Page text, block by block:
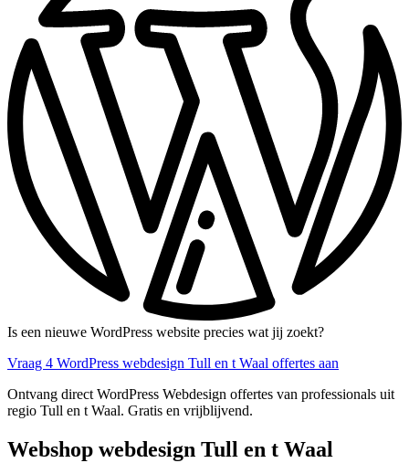
Is een nieuwe WordPress website precies wat jij zoekt?
Vraag 4 WordPress webdesign Tull en t Waal offertes aan
Ontvang direct WordPress Webdesign offertes van professionals uit
regio Tull en t Waal. Gratis en vrijblijvend.
Webshop webdesign Tull en t Waal